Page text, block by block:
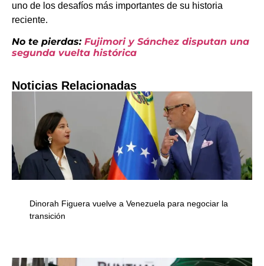
uno de los desafíos más importantes de su historia
reciente.
No te pierdas: Fujimori y Sánchez disputan una
segunda vuelta histórica
Noticias Relacionadas
Dinorah Figuera vuelve a Venezuela para negociar la
transición